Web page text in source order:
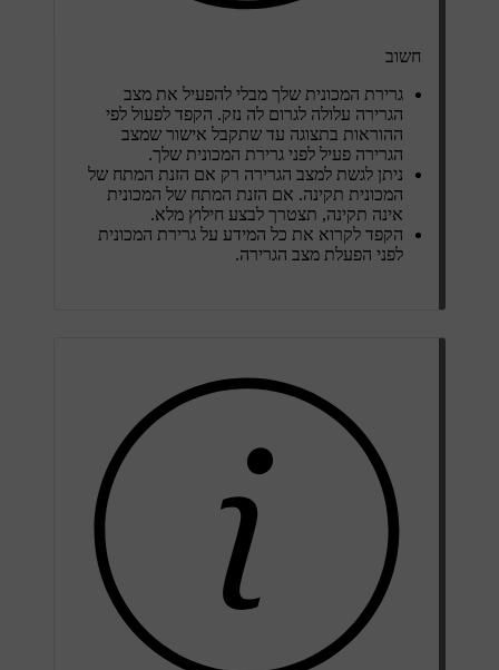
חשוב
גרירת המכונית שלך מבלי להפעיל את מצב
הגרירה עלולה לגרום לה נזק. הקפד לפעול לפי
ההוראות בתצוגה עד שתקבל אישור שמצב
הגרירה פעיל לפני גרירת המכונית שלך.
ניתן לגשת למצב הגרירה רק אם הזנת המתח של
המכונית תקינה. אם הזנת המתח של המכונית
אינה תקינה, תצטרך לבצע חילוץ מלא.
הקפד לקרוא את כל המידע על גרירת המכונית
לפני הפעלת מצב הגרירה.